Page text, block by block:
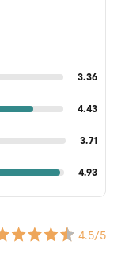
3.36
4.43
3.71
4.93
4.5/5